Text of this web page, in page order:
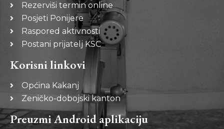
Rezerviši termin online
Posjeti Ponijere
Raspored aktivnosti
Postani prijatelj KSC
Korisni linkovi
Općina Kakanj
Zeničko-dobojski kanton
Preuzmi Android aplikaciju